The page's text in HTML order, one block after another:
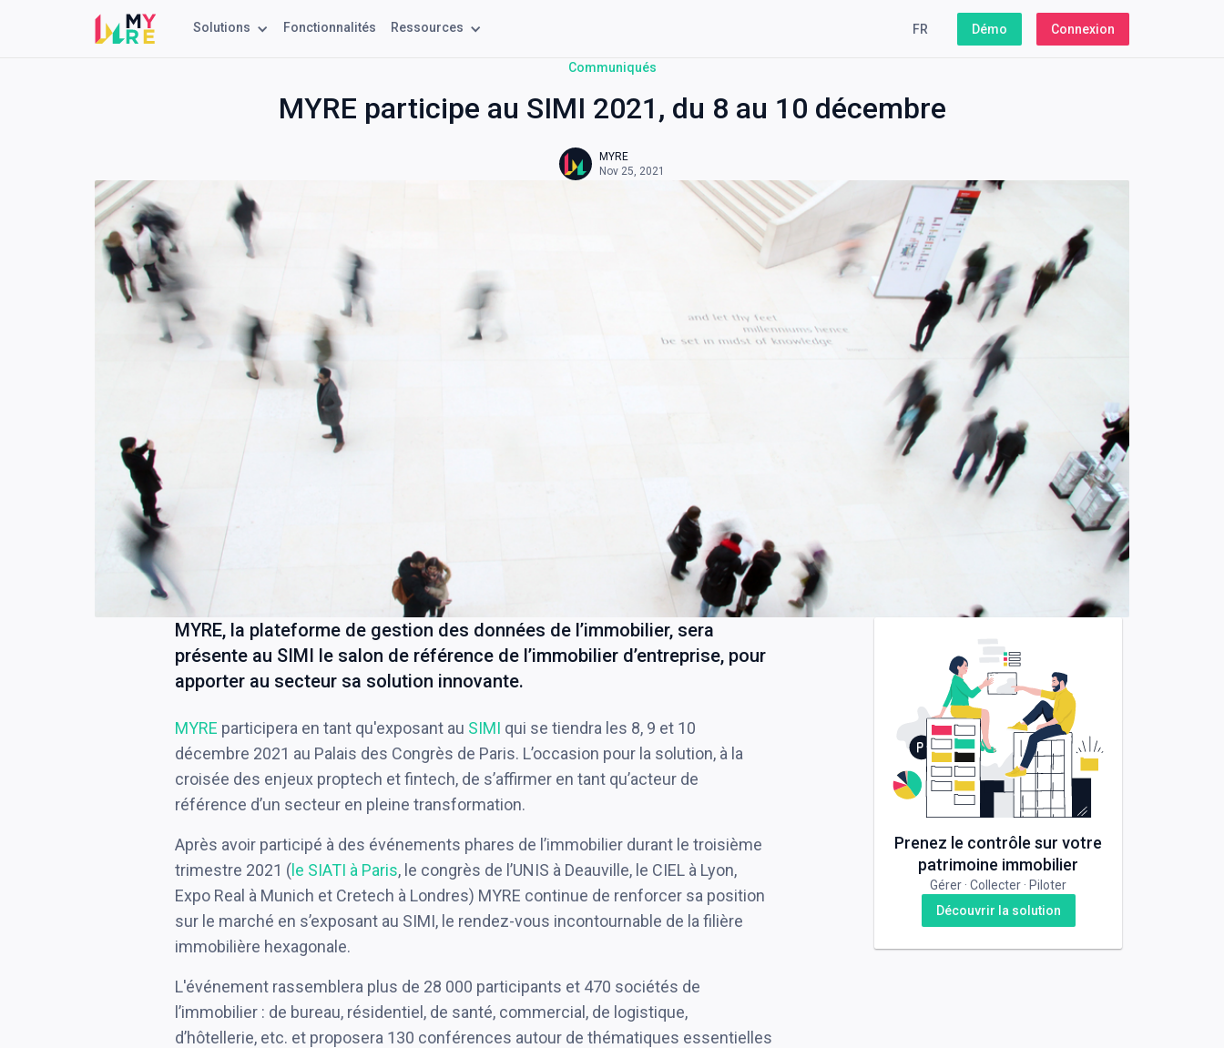
Solutions Fonctionnalités Ressources FR Démo Connexion
Communiqués
MYRE participe au SIMI 2021, du 8 au 10 décembre
MYRE
Nov 25, 2021
MYRE, la plateforme de gestion des données de l’immobilier, sera
présente au SIMI le salon de référence de l’immobilier d’entreprise, pour
apporter au secteur sa solution innovante.
MYRE participera en tant qu'exposant au SIMI qui se tiendra les 8, 9 et 10
décembre 2021 au Palais des Congrès de Paris. L’occasion pour la solution, à la
croisée des enjeux proptech et fintech, de s’affirmer en tant qu’acteur de
référence d’un secteur en pleine transformation.
Après avoir participé à des événements phares de l’immobilier durant le troisième
trimestre 2021 ( le SIATI à Paris, le congrès de l’UNIS à Deauville, le CIEL à Lyon,
Expo Real à Munich et Cretech à Londres) MYRE continue de renforcer sa position
sur le marché en s’exposant au SIMI, le rendez-vous incontournable de la filière
immobilière hexagonale.
L'événement rassemblera plus de 28 000 participants et 470 sociétés de
l’immobilier : de bureau, résidentiel, de santé, commercial, de logistique,
d’hôtellerie, etc. et proposera 130 conférences autour de thématiques essentielles
Prenez le contrôle sur votre
patrimoine immobilier
Gérer · Collecter · Piloter
Découvrir la solution